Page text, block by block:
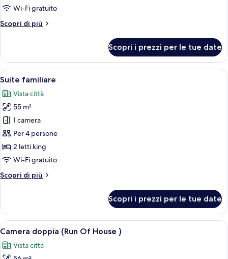
Wi-Fi gratuito
Scopri di più
Altri
Design
Scopri i prezzi per le tue date
Apri
tutte
le
foto
per
Suite
familiare
Una camera d'albergo con due letti,
8
Suite familiare
Vista città
55 m²
1 camera
Per 4 persone
2 letti king
Wi-Fi gratuito
Scopri di più
Altri
familiare
Scopri i prezzi per le tue date
Apri
tutte
le
Una moderna camera d'albergo
13
Camera doppia (Run Of House )
Vista città